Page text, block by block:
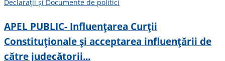
Declarații și Documente de politici
APEL PUBLIC- Influențarea Curții
Constituționale și acceptarea influențării de
către judecătorii...